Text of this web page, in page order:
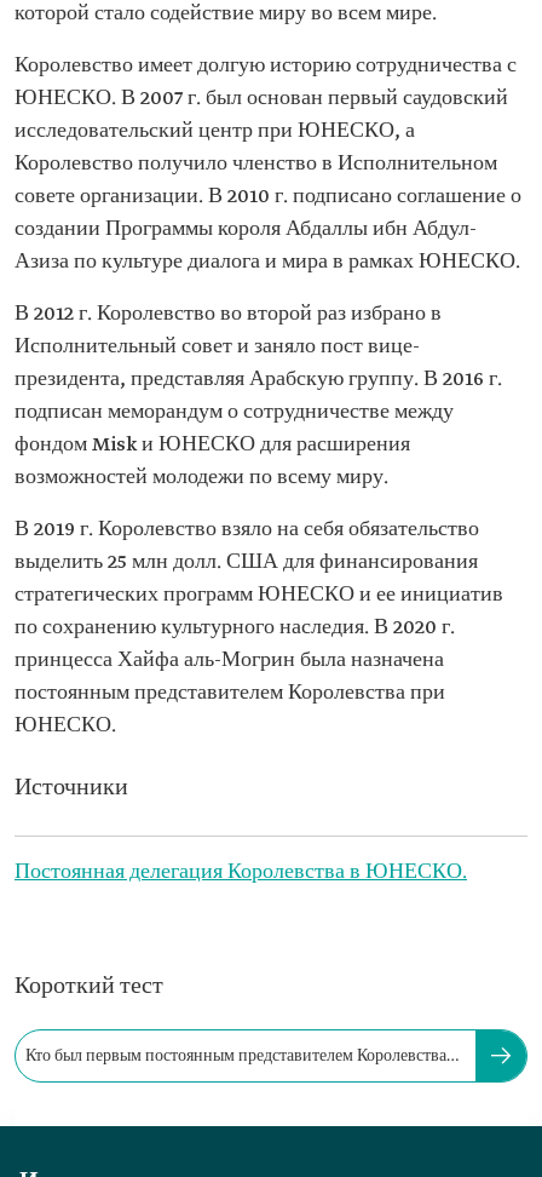
которой стало содействие миру во всем мире.
Королевство имеет долгую историю сотрудничества с
ЮНЕСКО. В 2007 г. был основан первый саудовский
исследовательский центр при ЮНЕСКО, а
Королевство получило членство в Исполнительном
совете организации. В 2010 г. подписано соглашение о
создании Программы короля Абдаллы ибн Абдул-
Азиза по культуре диалога и мира в рамках ЮНЕСКО.
В 2012 г. Королевство во второй раз избрано в
Исполнительный совет и заняло пост вице-
президента, представляя Арабскую группу. В 2016 г.
подписан меморандум о сотрудничестве между
фондом Misk и ЮНЕСКО для расширения
возможностей молодежи по всему миру.
В 2019 г. Королевство взяло на себя обязательство
выделить 25 млн долл. США для финансирования
стратегических программ ЮНЕСКО и ее инициатив
по сохранению культурного наследия. В 2020 г.
принцесса Хайфа аль-Могрин была назначена
постоянным представителем Королевства при
ЮНЕСКО.
Источники
Постоянная делегация Королевства в ЮНЕСКО.
Короткий тест
Кто был первым постоянным представителем Королевства